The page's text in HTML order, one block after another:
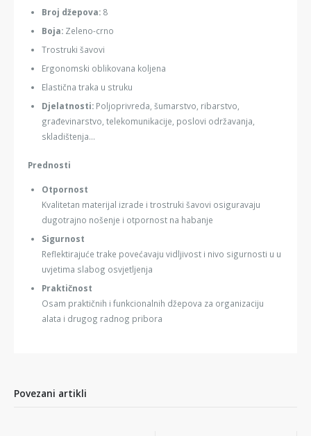
Broj džepova: 8
Boja: Zeleno-crno
Trostruki šavovi
Ergonomski oblikovana koljena
Elastična traka u struku
Djelatnosti: Poljoprivreda, šumarstvo, ribarstvo,
građevinarstvo, telekomunikacije, poslovi održavanja,
skladištenja...
Prednosti
Otpornost
Kvalitetan materijal izrade i trostruki šavovi osiguravaju
dugotrajno nošenje i otpornost na habanje
Sigurnost
Reflektirajuće trake povećavaju vidljivost i nivo sigurnosti u u
uvjetima slabog osvjetljenja
Praktičnost
Osam praktičnih i funkcionalnih džepova za organizaciju
alata i drugog radnog pribora
Povezani artikli